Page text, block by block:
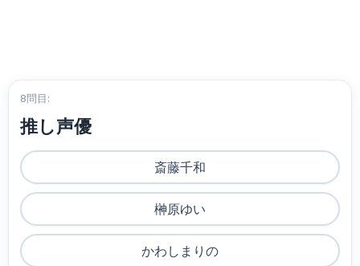
8問目:
推し声優
斎藤千和
榊原ゆい
かわしまりの